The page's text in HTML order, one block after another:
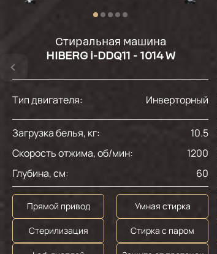
Стиральная машина
HIBERG i-DDQ11 - 1014 W
Тип двигателя: Инверторный
Загрузка белья, кг:
10.5
Скорость отжима, об/мин:
1200
Глубина, см:
60
Прямой привод Умная стирка
Стерилизация Стирка с паром